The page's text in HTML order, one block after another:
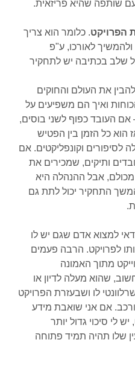
שותפה שהיא פריזאית.
הפרויקט. כלומר הוא צריך
לאורכו, ע"פ
שלב בכתיבה יש לתחקיר
את העולם והחוקים
ואיך הם משפיעים על
העובד כפוף לשני בוסים,
כל הזמן בין הפטיש
לסיפורים וקונפליקטים. אם
ותיקים, שמכירים את
אבל ההנהלה היא
התחקיר יכול לתת גם
למצוא אדם שגם יש לו
לפרויקט. הרבה פעמים
מתוך האמונה
שהוא מעלה לדיון או
לו ושבעזרת הפרויקט
אם אני שואבת מידע
לי סיכוי גדול יותר
שלו תהיה תמיד פתוחה